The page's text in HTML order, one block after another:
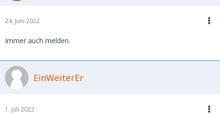
24. Juni 2022
Immer auch melden.
EinWeiterEr
1. Juli 2022